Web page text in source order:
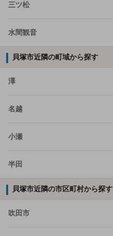
三ツ松
水間観音
貝塚市近隣の町域から探す
澤
名越
小瀬
半田
貝塚市近隣の市区町村から探す
吹田市